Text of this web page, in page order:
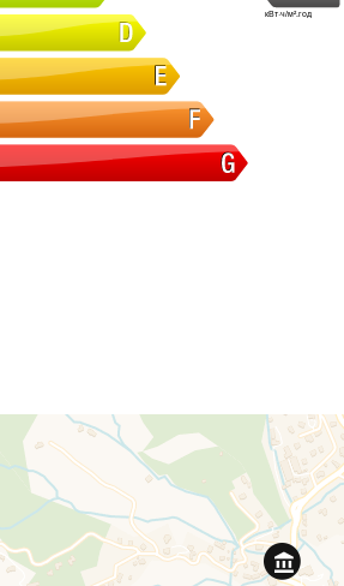
кВт·ч/м².год